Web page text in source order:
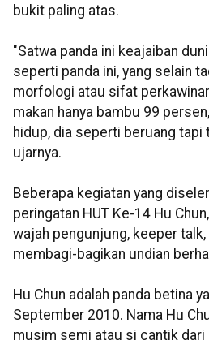
bukit paling atas.
"Satwa panda ini keajaiban
seperti panda ini, yang selain
morfologi atau sifat
makan hanya bambu 99
hidup, dia seperti beruang tapi
ujarnya.
Beberapa kegiatan yang
peringatan HUT Ke-14 Hu
wajah pengunjung, keeper
membagi-bagikan undian
Hu Chun adalah panda betina
September 2010. Nama Hu
musim semi atau si cantik dari